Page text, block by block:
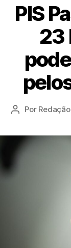
PIS
23
Autor
Por Redação